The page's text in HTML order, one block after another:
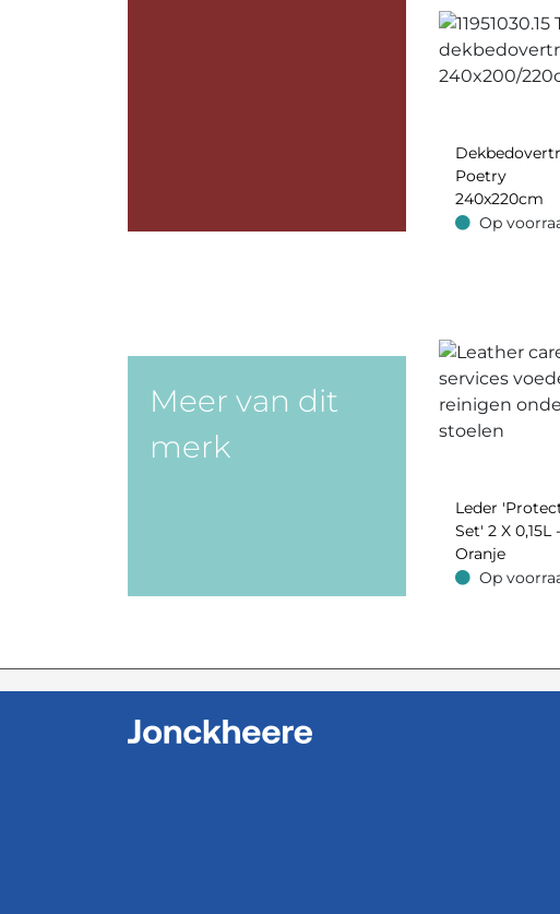
Poetry
240x220cm
Op voorraad
Op
Meer van dit
merk
Leder
Set' 2 X 0,15L -
Oranje
Op voorraad
Op